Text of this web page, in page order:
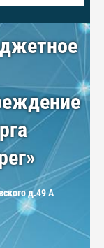
д.49 А